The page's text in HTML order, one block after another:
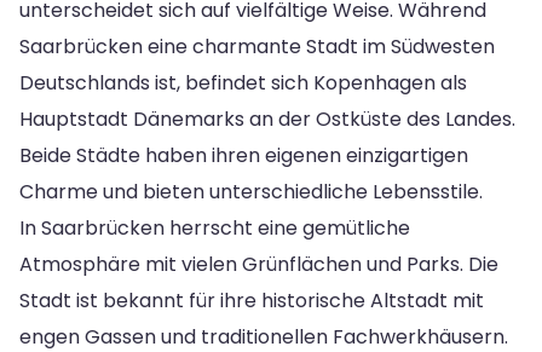
unterscheidet sich auf vielfältige Weise. Während
Saarbrücken eine charmante Stadt im Südwesten
Deutschlands ist, befindet sich Kopenhagen als
Hauptstadt Dänemarks an der Ostküste des Landes.
Beide Städte haben ihren eigenen einzigartigen
Charme und bieten unterschiedliche Lebensstile.
In Saarbrücken herrscht eine gemütliche
Atmosphäre mit vielen Grünflächen und Parks. Die
Stadt ist bekannt für ihre historische Altstadt mit
engen Gassen und traditionellen Fachwerkhäusern.